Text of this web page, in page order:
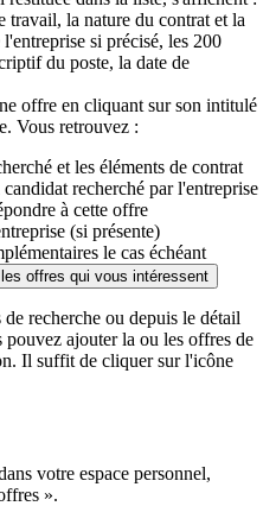
travail, la nature du contrat et la
si précisé, les 200
du poste, la date de
offre en cliquant sur son intitulé
Vous retrouvez :
et les éléments de contrat
recherché par l'entreprise
à cette offre
(si présente)
le cas échéant
offres qui vous intéressent
recherche ou depuis le détail
ajouter la ou les offres de
Il suffit de cliquer sur l'icône
votre espace personnel,
».